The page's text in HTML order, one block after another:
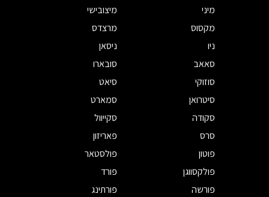
מיני
מיצובישי
מקסוס
מרצדס
ניו
ניסאן
סאאב
סובארו
סוזוקי
סיאט
סיטרואן
סמארט
סקודה
סקייוול
סרס
פאריזון
פוטון
פולסטאר
פולקסווגן
פורד
פורשה
פורתינג